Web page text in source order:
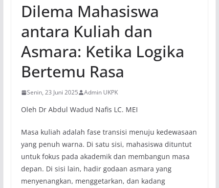
Dilema Mahasiswa
antara Kuliah dan
Asmara: Ketika Logika
Bertemu Rasa
Senin, 23 Juni 2025 Admin UKPK
Oleh Dr Abdul Wadud Nafis LC. MEI
Masa kuliah adalah fase transisi menuju kedewasaan
yang penuh warna. Di satu sisi, mahasiswa dituntut
untuk fokus pada akademik dan membangun masa
depan. Di sisi lain, hadir godaan asmara yang
menyenangkan, menggetarkan, dan kadang